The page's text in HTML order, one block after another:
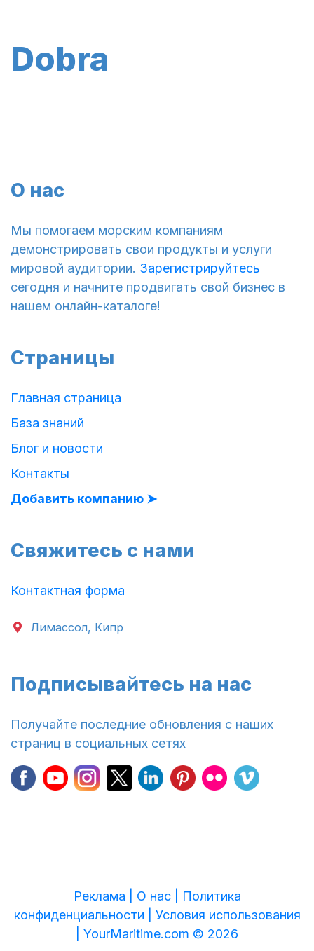
Dobra
О нас
Мы помогаем морским компаниям
демонстрировать свои продукты и услуги
мировой аудитории. Зарегистрируйтесь
сегодня и начните продвигать свой бизнес в
нашем онлайн-каталоге!
Страницы
Главная страница
База знаний
Блог и новости
Контакты
Добавить компанию ➤
Свяжитесь с нами
Контактная форма
Лимассол, Кипр
Подписывайтесь на нас
Получайте последние обновления с наших
страниц в социальных сетях
Реклама | О нас |
Политика
конфиденциальности | Условия использования
YourMaritime.com © 2026